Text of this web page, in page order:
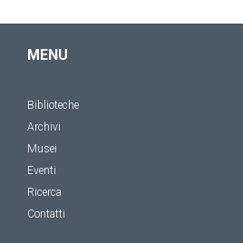
MENU
Biblioteche
Archivi
Musei
Eventi
Ricerca
Contatti